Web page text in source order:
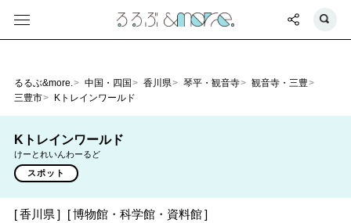
るるぶ&more. 中国・四国 香川県 琴平・観音寺
観音寺・三豊
三豊市
Kトレインワールド
Kトレインワールド
けーとれいんわーるど
スポット
香川県 博物館・科学館・資料館